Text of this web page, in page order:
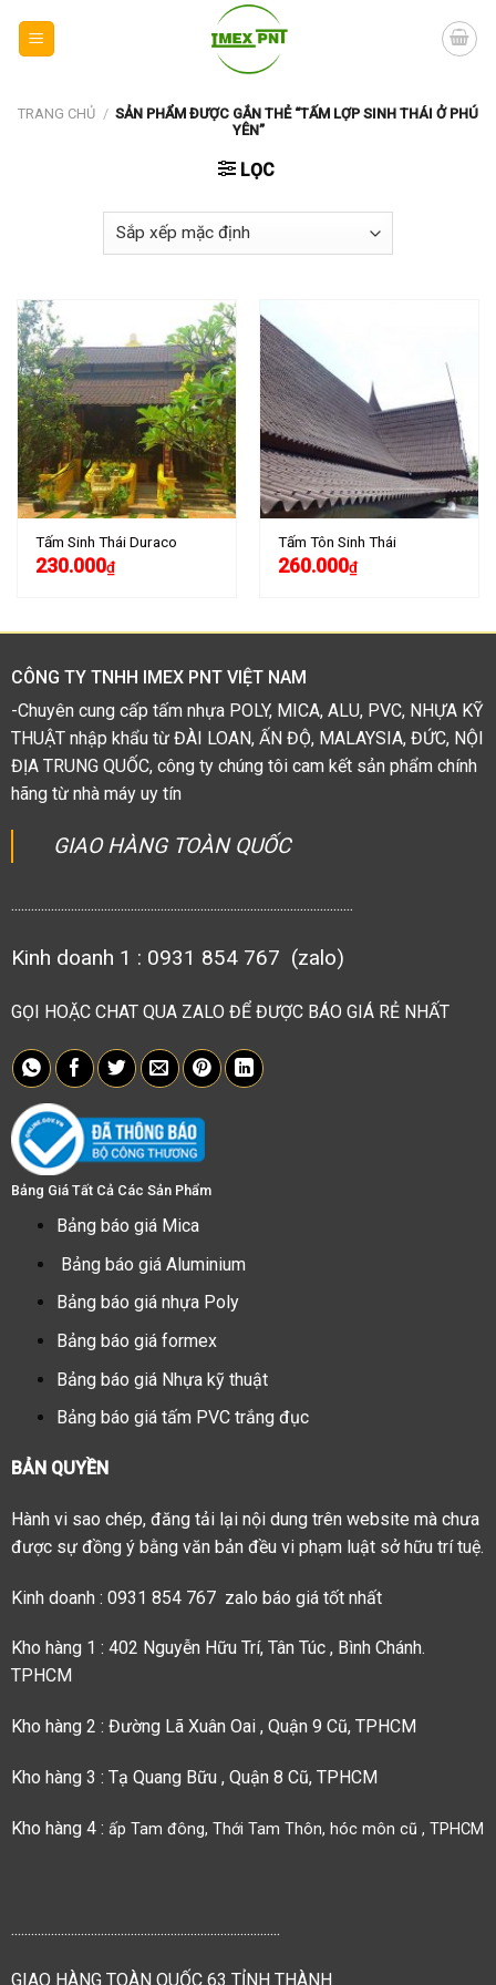
TRANG CHỦ / SẢN PHẨM ĐƯỢC GẮN THẺ “TẤM LỢP SINH THÁI Ở PHÚ
YÊN”
LỌC
Tấm Sinh Thái Duraco
230.000₫
Tấm Tôn Sinh Thái
260.000₫
CÔNG TY TNHH IMEX PNT VIỆT NAM
-Chuyên cung cấp tấm nhựa POLY, MICA, ALU, PVC, NHỰA KỸ
THUẬT nhập khẩu từ ĐÀI LOAN, ẤN ĐỘ, MALAYSIA, ĐỨC, NỘI
ĐỊA TRUNG QUỐC, công ty chúng tôi cam kết sản phẩm chính
hãng từ nhà máy uy tín
GIAO HÀNG TOÀN QUỐC
.......................................................................................................
Kinh doanh 1 : 0931 854 767 (zalo)
GỌI HOẶC CHAT QUA ZALO ĐỂ ĐƯỢC BÁO GIÁ RẺ NHẤT
Bảng Giá Tất Cả Các Sản Phẩm
Bảng báo giá Mica
Bảng báo giá Aluminium
Bảng báo giá nhựa Poly
Bảng báo giá formex
Bảng báo giá Nhựa kỹ thuật
Bảng báo giá tấm PVC trắng đục
BẢN QUYỀN
Hành vi sao chép, đăng tải lại nội dung trên website mà chưa
được sự đồng ý bằng văn bản đều vi phạm luật sở hữu trí tuệ.
Kinh doanh : 0931 854 767 zalo báo giá tốt nhất
Kho hàng 1 : 402 Nguyễn Hữu Trí, Tân Túc , Bình Chánh.
TPHCM
Kho hàng 2 : Đường Lã Xuân Oai , Quận 9 Cũ, TPHCM
Kho hàng 3 : Tạ Quang Bữu , Quận 8 Cũ, TPHCM
Kho hàng 4 : ấp Tam đông, Thới Tam Thôn, hóc môn cũ , TPHCM
.................................................................................
GIAO HÀNG TOÀN QUỐC 63 TỈNH THÀNH